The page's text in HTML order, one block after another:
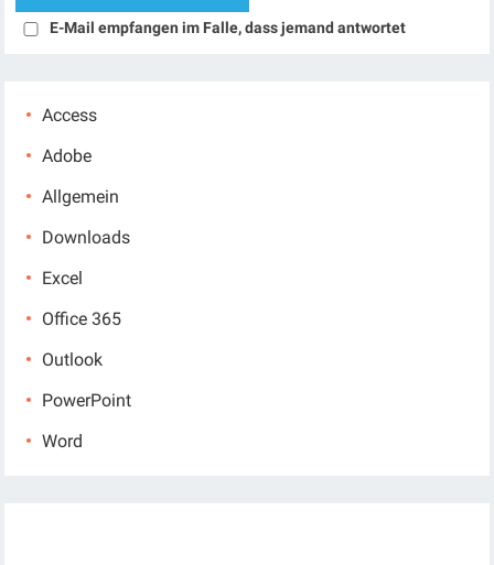
E-Mail empfangen im Falle, dass jemand antwortet
Access
Adobe
Allgemein
Downloads
Excel
Office 365
Outlook
PowerPoint
Word